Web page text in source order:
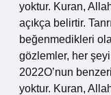
yoktur. Kuran,
açıkça belirtir.
beğenmedikleri
gözlemler, her
2022O’nun
yoktur. Kuran,